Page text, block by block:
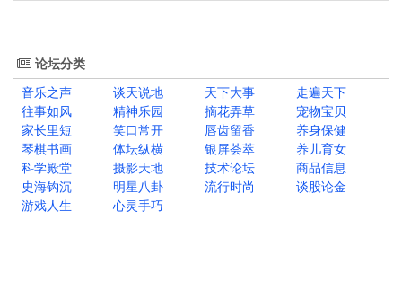
论坛分类
音乐之声
谈天说地 天下大事
走遍天下
往事如风
精神乐园 摘花弄草
宠物宝贝
家长里短
笑口常开 唇齿留香
养身保健
琴棋书画
体坛纵横 银屏荟萃
养儿育女
科学殿堂
摄影天地 技术论坛
商品信息
史海钩沉
明星八卦 流行时尚
谈股论金
游戏人生
心灵手巧